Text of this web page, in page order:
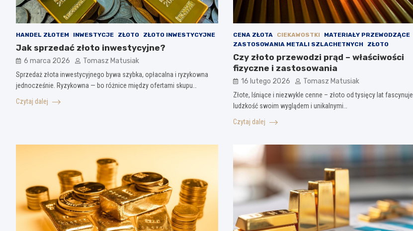
HANDEL ZŁOTEM INWESTYCJE ZŁOTO ZŁOTO INWESTYCYJNE
Jak sprzedać złoto inwestycyjne?
6 marca 2026 Tomasz Matusiak
Sprzedaż złota inwestycyjnego bywa szybka, opłacalna i ryzykowna
jednocześnie. Ryzykowna — bo różnice między ofertami skupu…
Czytaj dalej
CENA ZŁOTA CIEKAWOSTKI
MATERIAŁY PRZEWODZĄCE
ZASTOSOWANIA METALI SZLACHETNYCH
ZŁOTO
Czy złoto przewodzi prąd – właściwości
fizyczne i zastosowania
16 lutego 2026 Tomasz Matusiak
Złote, lśniące i niezwykle cenne – złoto od tysięcy lat fascynuje
ludzkość swoim wyglądem i unikalnymi…
Czytaj dalej